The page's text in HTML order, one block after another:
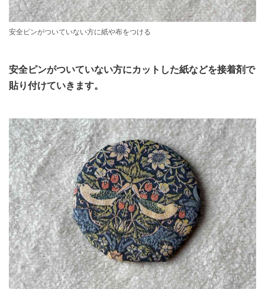
安全ピンがついていない方に紙や布をつける
安全ピンがついていない方にカットした紙などを接着剤で
貼り付けていきます。